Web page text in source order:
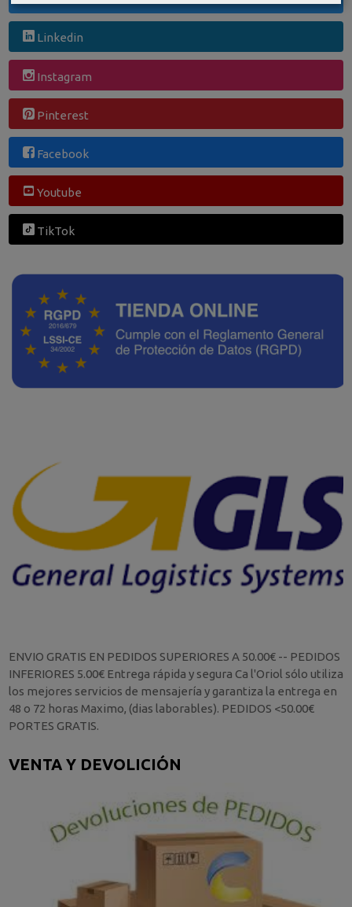
Linkedin
Instagram
Pinterest
Facebook
Youtube
TikTok
ENVIO GRATIS EN PEDIDOS SUPERIORES A 50.00€ -- PEDIDOS
INFERIORES 5.00€ Entrega rápida y segura Ca l'Oriol sólo utiliza
los mejores servicios de mensajería y garantiza la entrega en
48 o 72 horas Maximo, (dias laborables). PEDIDOS <50.00€
PORTES GRATIS.
VENTA Y DEVOLICIÓN